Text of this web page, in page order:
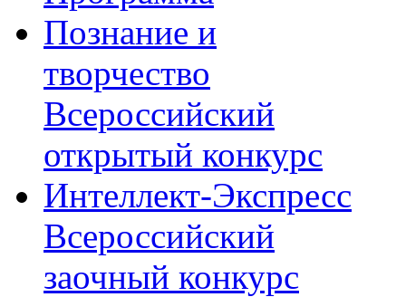
Познание и
творчество
Всероссийский
открытый конкурс
Интеллект-Экспресс
Всероссийский
заочный конкурс